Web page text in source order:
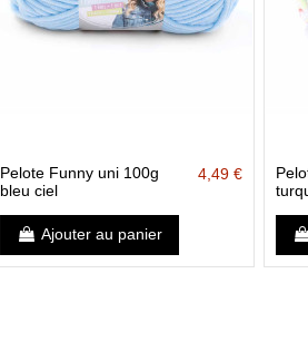
Pelote Funny uni 100g
bleu ciel
4,49 €
Ajouter au panier